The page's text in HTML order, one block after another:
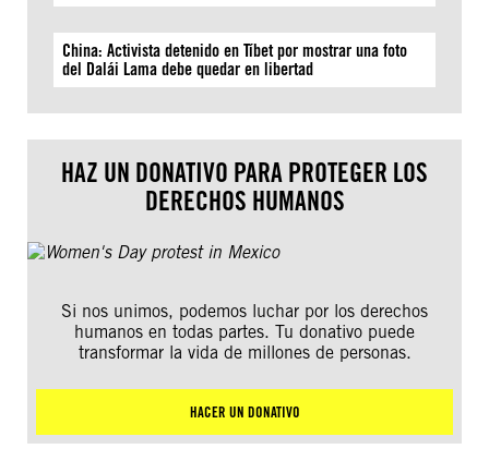
China: Activista detenido en Tíbet por mostrar una foto
del Dalái Lama debe quedar en libertad
HAZ UN DONATIVO PARA PROTEGER LOS
DERECHOS HUMANOS
Si nos unimos, podemos luchar por los derechos
humanos en todas partes. Tu donativo puede
transformar la vida de millones de personas.
HACER UN DONATIVO